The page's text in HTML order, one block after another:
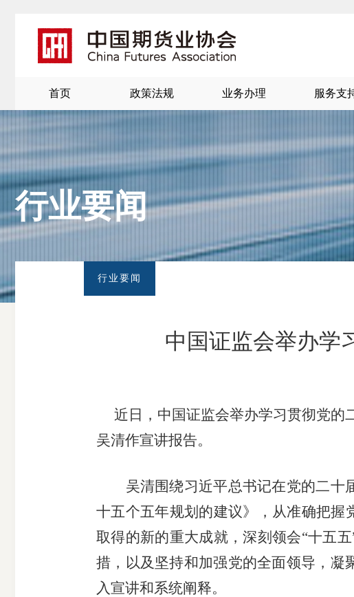
首页 政策法规 业务办理 服务支
行业要闻
行业要闻
中国证监会举办学
近日，中国证监会举办学习贯彻党的
吴清作宣讲报告。
吴清围绕习近平总书记在党的二十
十五个五年规划的建议》
，从准确把
取得的新的重大成就，深刻领会“十五
措，以及坚持和加强党的全面领导，凝
入宣讲和系统阐释。
北
京